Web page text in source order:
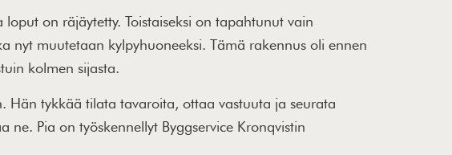
on räjäytetty. Toistaiseksi on tapahtunut vain
nyt muutetaan kylpyhuoneeksi. Tämä rakennus oli ennen
kolmen sijasta.
Hän tykkää tilata tavaroita, ottaa vastuuta ja seurata
Pia on työskennellyt Byggservice Kronqvistin